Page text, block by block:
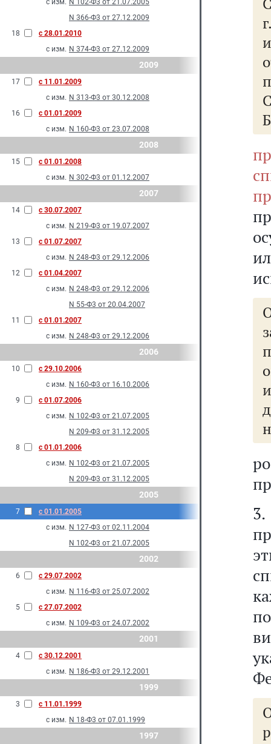
с изм. N 102-Ф3 от 21.07.2005
N 366-Ф3 от 27.12.2009
18
с 28.01.2010
с изм. N 374-Ф3 от 27.12.2009
2009
17
с 11.01.2009
с изм. N 313-Ф3 от 30.12.2008
16
с 01.01.2009
с изм. N 160-Ф3 от 23.07.2008
2008
15
с 01.01.2008
с изм. N 302-Ф3 от 01.12.2007
2007
14
с 30.07.2007
с изм. N 219-Ф3 от 19.07.2007
13
с 01.07.2007
с изм. N 248-Ф3 от 29.12.2006
12
с 01.04.2007
с изм. N 248-Ф3 от 29.12.2006
N 55-Ф3 от 20.04.2007
11
с 01.01.2007
с изм. N 248-Ф3 от 29.12.2006
2006
10
с 29.10.2006
с изм. N 160-Ф3 от 16.10.2006
9
с 01.07.2006
с изм. N 102-Ф3 от 21.07.2005
N 209-Ф3 от 31.12.2005
8
с 01.01.2006
с изм. N 102-Ф3 от 21.07.2005
N 209-Ф3 от 31.12.2005
2005
7
с 01.01.2005
с изм. N 127-Ф3 от 02.11.2004
N 102-Ф3 от 21.07.2005
2002
6
с 29.07.2002
с изм. N 116-Ф3 от 25.07.2002
5
с 27.07.2002
с изм. N 109-Ф3 от 24.07.2002
2001
4
с 30.12.2001
с изм. N 186-Ф3 от 29.12.2001
1999
3
с 11.01.1999
с изм. N 18-Ф3 от 07.01.1999
1997